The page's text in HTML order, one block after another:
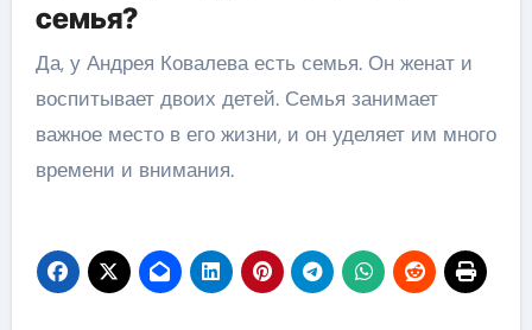
семья?
Да, у Андрея Ковалева есть семья. Он женат и
воспитывает двоих детей. Семья занимает
важное место в его жизни, и он уделяет им много
времени и внимания.